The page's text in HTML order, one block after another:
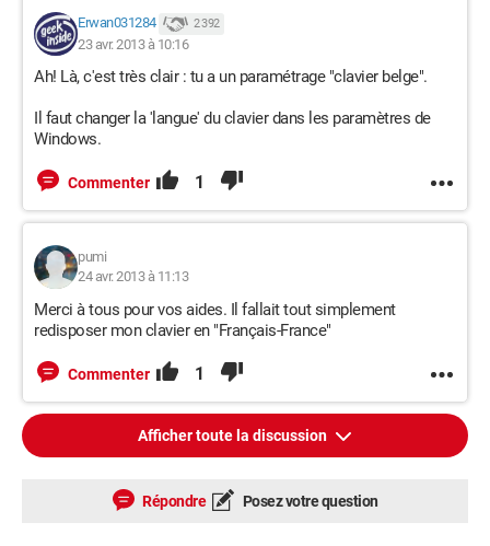
Erwan031284 2 392
23 avr. 2013 à 10:16
Ah! Là, c'est très clair : tu a un paramétrage "clavier belge".
Il faut changer la 'langue' du clavier dans les paramètres de
Windows.
Commenter 1
pumi
24 avr. 2013 à 11:13
Merci à tous pour vos aides. Il fallait tout simplement
redisposer mon clavier en "Français-France"
Commenter 1
Afficher toute la discussion
Répondre Posez votre question